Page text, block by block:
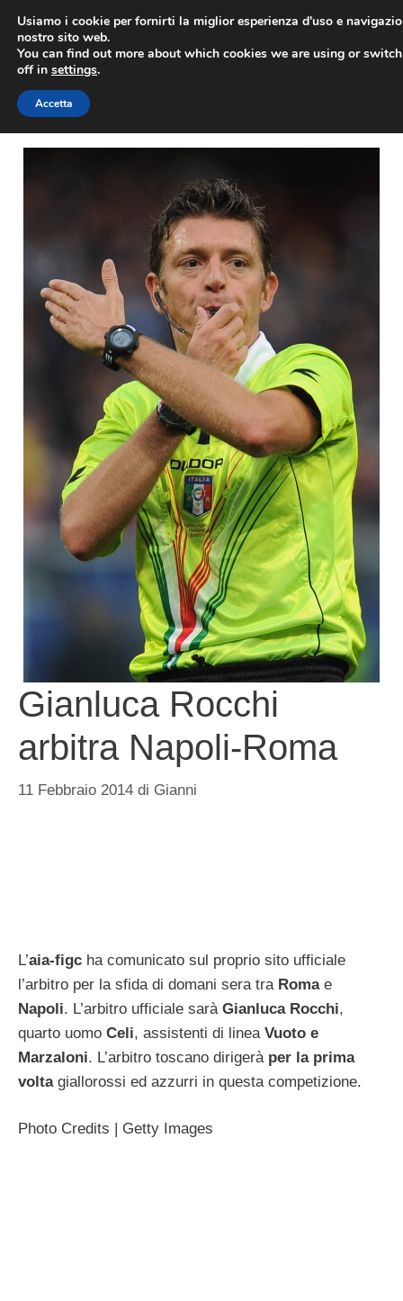
contenuto
Gianluca Rocchi
arbitra Napoli-Roma
11 Febbraio 2014 di Gianni
L’aia-figc ha comunicato sul proprio sito ufficiale
l’arbitro per la sfida di domani sera tra Romae
Napoli. L’arbitro ufficiale sarà Gianluca Rocchi,
quarto uomo Celi, assistenti di linea Vuoto e
Marzaloni. L’arbitro toscano dirigerà per la prima
voltagiallorossi ed azzurri in questa competizione.
Photo Credits | Getty Images
Usiamo i cookie per fornirti la miglior esperienza d'uso e
nostro sito web.
You can find out more about which cookies we are using or
off in settings.
Accetta